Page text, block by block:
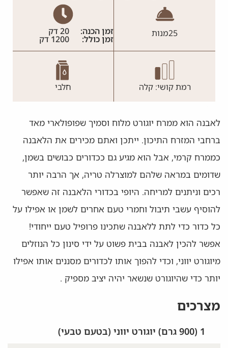
25מנות זמן הכנה: 20 דק
זמן כולל: 1200 דק
רמת קושי: קלה חלבי
לאבנה הוא ממרח יוגורט מלוח וסמיך שפופולארי מאד
ברחבי המזרח התיכון. ייתכן ואתם מכירים את הלאבנה
כממרח קרמי, אבל הוא מגיע גם ככדורים כבושים בשמן,
שדומים במראה שלהם למוצרלה טריה, אך הרבה יותר
רכים וניתנים למריחה. היופי בכדורי הלאבנה זה שאפשר
להוסיף עשבי תיבול וחמרי טעם אחרים לשמן או אפילו על
כל כדור כדי לתת ללאבנה שתכינו פרופיל טעם ייחודי!
אפשר להכין לאבנה בבית פשוט על ידי סינון כל הנוזלים
מיוגורט יווני, וכדי להפוך אותו לכדורים מסננים אותו אפילו
יותר כדי שהיוגורט שנשאר יהיה יציב מספיק .
מצרכים
1 (900 גרם) יוגורט יווני (בטעם טבעי)